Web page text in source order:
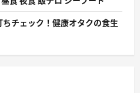
チェック！健康オタクの食生